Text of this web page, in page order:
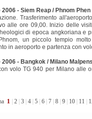
- Siem Reap / Phnom
Trasferimento
alle ore 09,00. Inizio delle
di epoca angkoriana e
un piccolo tempio
in aeroporto e partenza con
- Bangkok / Milano
volo TG 940 per Milano alle
1 2 3 4 5 6 7 8 9 10 11